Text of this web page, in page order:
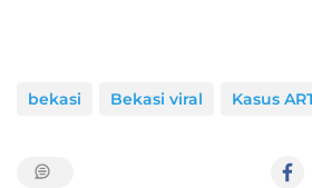
bekasi Bekasi viral Kasus